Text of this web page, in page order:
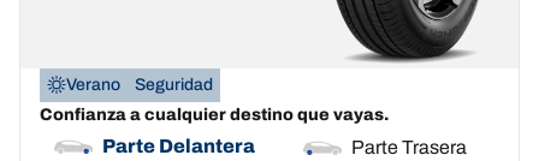
Verano
Seguridad
Confianza a cualquier destino que vayas.
Parte Delantera Parte Trasera